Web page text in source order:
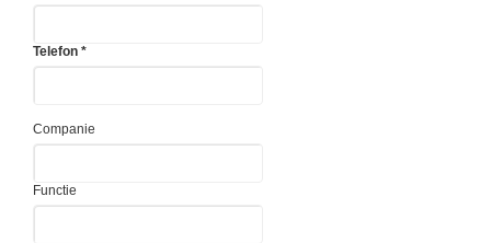
Telefon *
Companie
Functie